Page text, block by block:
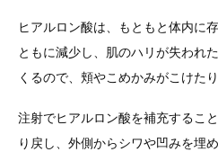
ヒアルロン酸は、もともと体内に
ともに減少し、肌のハリが失われ
くるので、頬やこめかみがこけたり
注射でヒアルロン酸を補充するこ
り戻し、外側からシワや凹みを埋